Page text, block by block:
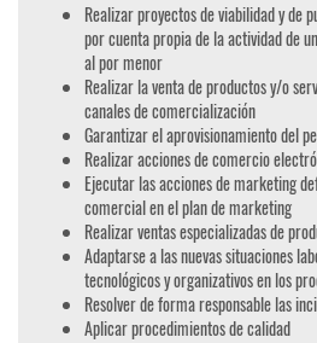
Realizar proyectos de viabilidad y de
por cuenta propia de la actividad de
al por menor
Realizar la venta de productos y/o
canales de comercialización
Garantizar el aprovisionamiento del
Realizar acciones de comercio
Ejecutar las acciones de marketing
comercial en el plan de marketing
Realizar ventas especializadas de
Adaptarse a las nuevas situaciones
tecnológicos y organizativos en los
Resolver de forma responsable las
Aplicar procedimientos de calidad